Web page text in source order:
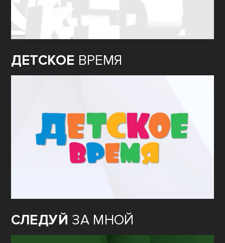
ДЕТСКОЕ ВРЕМЯ
СЛЕДУЙ ЗА МНОЙ